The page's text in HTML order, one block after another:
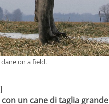
on a field.
un cane di taglia grande